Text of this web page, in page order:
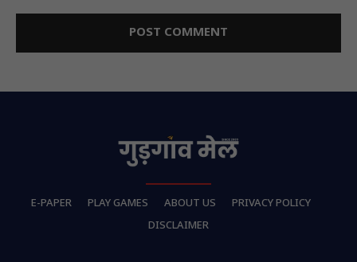
E-PAPER PLAY GAMES ABOUT US
PRIVACY POLICY
DISCLAIMER